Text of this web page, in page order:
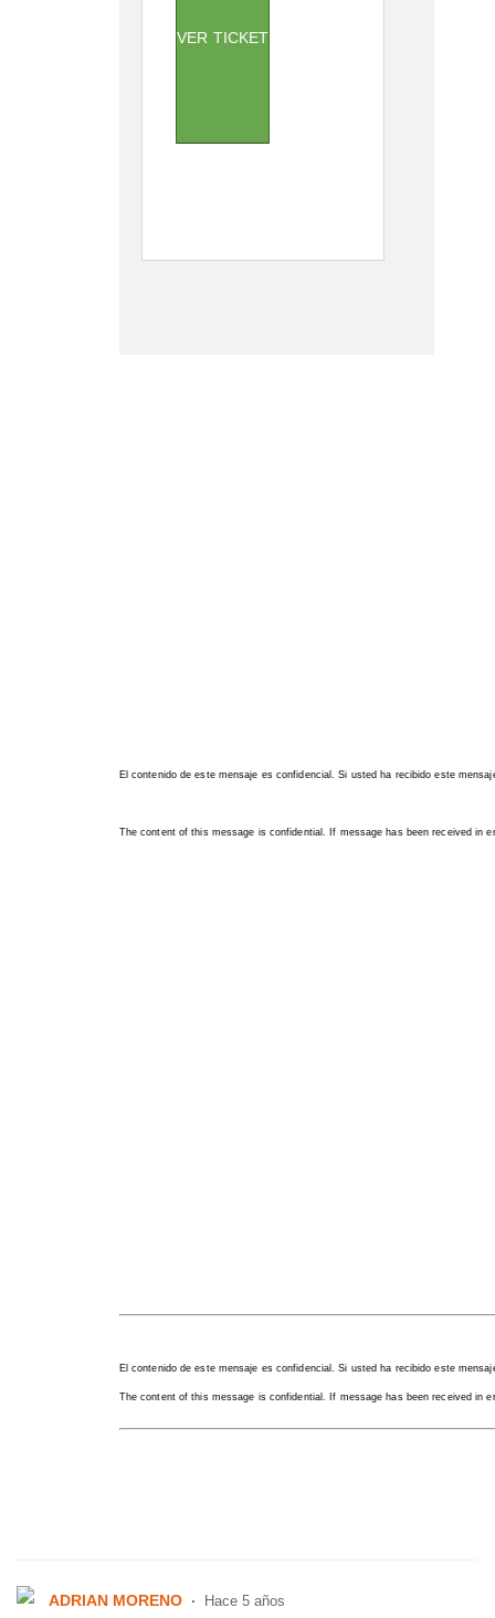
VER TICKET
El contenido de este mensaje es confidencial. Si usted ha recibido este
The content of this message is confidential. If message has been received in
El contenido de este mensaje es confidencial. Si usted ha recibido este
The content of this message is confidential. If message has been received in
ADRIAN MORENO Hace 5 años